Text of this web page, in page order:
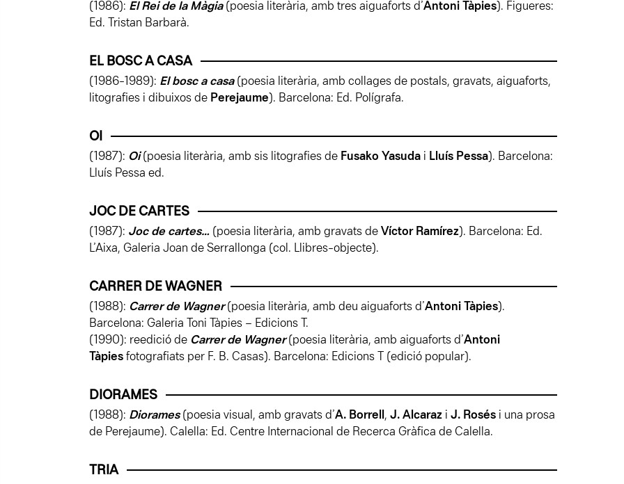
(1986): El Rei de la Màgia (poesia literària, amb tres aiguaforts d’ Antoni Tàpies). Figueres:
Ed. Tristan Barbarà.
EL BOSC A CASA
(1986-1989): El bosc a casa (poesia literària, amb collages de postals, gravats, aiguaforts,
litografies i dibuixos de Perejaume ). Barcelona: Ed. Polígrafa.
OI
(1987): Oi (poesia literària, amb sis litografies de Fusako Yasuda i Lluís Pessa). Barcelona:
Lluís Pessa ed.
JOC DE CARTES
(1987): Joc de cartes… (poesia literària, amb gravats de Víctor Ramírez). Barcelona: Ed.
L’Aixa, Galeria Joan de Serrallonga (col. Llibres-objecte).
CARRER DE WAGNER
(1988): Carrer de Wagner(poesia literària, amb deu aiguaforts d’ Antoni Tàpies).
Barcelona: Galeria Toni Tàpies – Edicions T.
(1990): reedició de Carrer de Wagner(poesia literària, amb aiguaforts d’ Antoni
Tàpies fotografiats per F. B. Casas). Barcelona: Edicions T (edició popular).
DIORAMES
(1988): Diorames(poesia visual, amb gravats d’ A. Borrell , J. Alcaraz i J. Rosés i una prosa
de Perejaume). Calella: Ed. Centre Internacional de Recerca Gràfica de Calella.
TRIA